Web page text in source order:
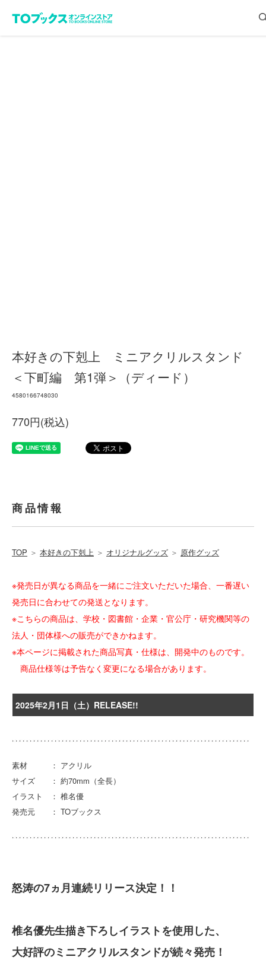
本好きの下剋上 ミニアクリルスタンド
＜下町編 第1弾＞（ディード）
4580166748030
770円(税込)
商品情報
TOP ＞ 本好きの下剋上 ＞ オリジナルグッズ ＞ 原作グッズ
※発売日が異なる商品を一緒にご注文いただいた場合、一番遅い
発売日に合わせての発送となります。
※こちらの商品は、学校・図書館・企業・官公庁・研究機関等の
法人・団体様への販売ができかねます。
※本ページに掲載された商品写真・仕様は、開発中のものです。
商品仕様等は予告なく変更になる場合があります。
2025年2月1日（土）RELEASE!!
素材 ： アクリル
サイズ ： 約70mm（全長）
イラスト ： 椎名優
発売元 ： TOブックス
怒涛の7ヵ月連続リリース決定！！
椎名優先生描き下ろしイラストを使用した、
大好評のミニアクリルスタンドが続々発売！